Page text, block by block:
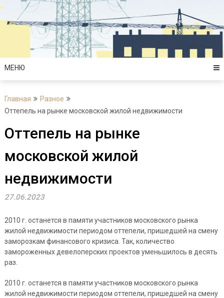
Перейти
содержимому
МЕНЮ
Главная
Разное
Оттепель на рынке московской жилой недвижимости
Оттепель на рынке
московской жилой
недвижимости
27.06.2023
2010 г. останется в памяти участников московского рынка
жилой недвижимости периодом оттепели, пришедшей на смену
заморозкам финансового кризиса. Так, количество
замороженных девелоперских проектов уменьшилось в десять
раз.
2010 г. останется в памяти участников московского рынка
жилой недвижимости периодом оттепели, пришедшей на смену